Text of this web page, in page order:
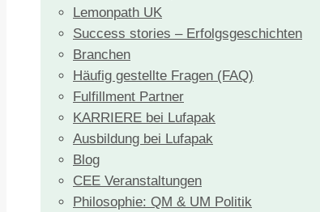
Lemonpath UK
Success stories – Erfolgsgeschichten
Branchen
Häufig gestellte Fragen (FAQ)
Fulfillment Partner
KARRIERE bei Lufapak
Ausbildung bei Lufapak
Blog
CEE Veranstaltungen
Philosophie: QM & UM Politik